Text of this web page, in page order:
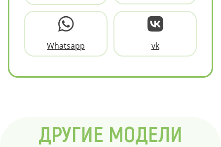
Whatsapp vk
ДРУГИЕ МОДЕЛИ